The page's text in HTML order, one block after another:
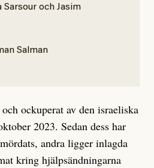
Sarsour och Jasim
Salman
ockuperat av den israeliska
2023. Sedan dess har
andra ligger inlagda
kring hjälpsändningarna